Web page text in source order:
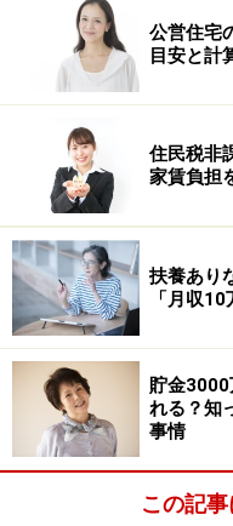
動きに注目です。
・サラリーマンの経
ラン入門）
扶養家族は何人
お給料から引けるのは
の一つは「人」に対す
いる家族の人数に応
す。シングルのＫ子
「基礎控除38万円」を
公営住宅
目安と計
住民税非
家賃負担
扶養あり
「月収
貯金3000
れる？知
事情
この記